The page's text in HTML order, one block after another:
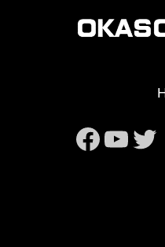
https://